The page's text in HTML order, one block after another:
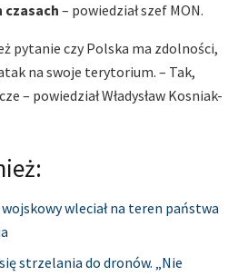
czasach– powiedział szef MON.
pytanie czy Polska ma zdolności,
na swoje terytorium. – Tak,
– powiedział Władysław Kosniak-
wleciał na teren państwa
strzelania do dronów. „Nie